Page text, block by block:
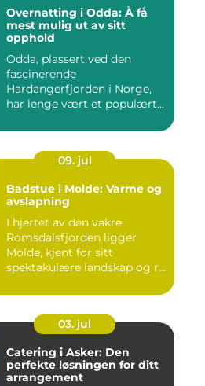
Overnatting i Odda: Å få
mest mulig ut av sitt
opphold
Odda, plassert ved den
fascinerende
Hardangerfjorden i Norge,
har lenge vært et populært...
09. jul
Badstue i Molde: Varme og
avslapning
I hjertet av den vakre
Romsdalsfjorden ligger
Molde, kjent for sitt
spektakulære landskap og r...
03. jul
Catering i Asker: Den
perfekte løsningen for ditt
arrangement